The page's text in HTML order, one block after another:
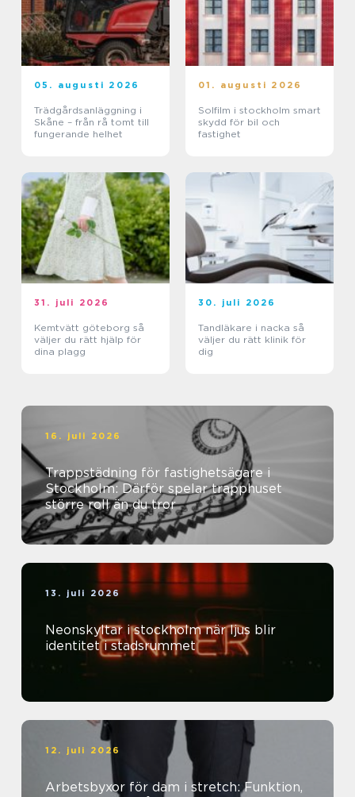
05. augusti 2026
Trädgårdsanläggning i
Skåne – från rå tomt till
fungerande helhet
01. augusti 2026
Solfilm i stockholm smart
skydd för bil och
fastighet
31. juli 2026
Kemtvätt göteborg så
väljer du rätt hjälp för
dina plagg
30. juli 2026
Tandläkare i nacka så
väljer du rätt klinik för
dig
16. juli 2026
Trappstädning för fastighetsägare i
Stockholm: Därför spelar trapphuset
större roll än du tror
13. juli 2026
Neonskyltar i stockholm när ljus blir
identitet i stadsrummet
12. juli 2026
Arbetsbyxor för dam i stretch: Funktion,